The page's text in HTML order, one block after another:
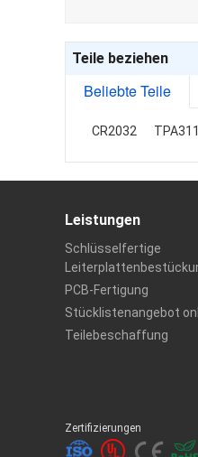
Teile beziehen
Beliebte Teile
CR2032
Leistungen
Schlüsselfertige
PCB-Fertigung
Stücklistenangebot
Teilebeschaffung
Zertifizierungen